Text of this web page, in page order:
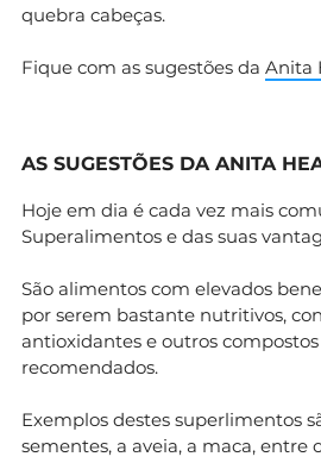
quebra cabeças.
Fique com as sugestões da Anita
AS SUGESTÕES DA ANITA
Hoje em dia é cada vez mais
Superalimentos e das suas
São alimentos com elevados
por serem bastante nutritivos,
antioxidantes e outros
recomendados.
Exemplos destes superlimentos
sementes, a aveia, a maca, entre